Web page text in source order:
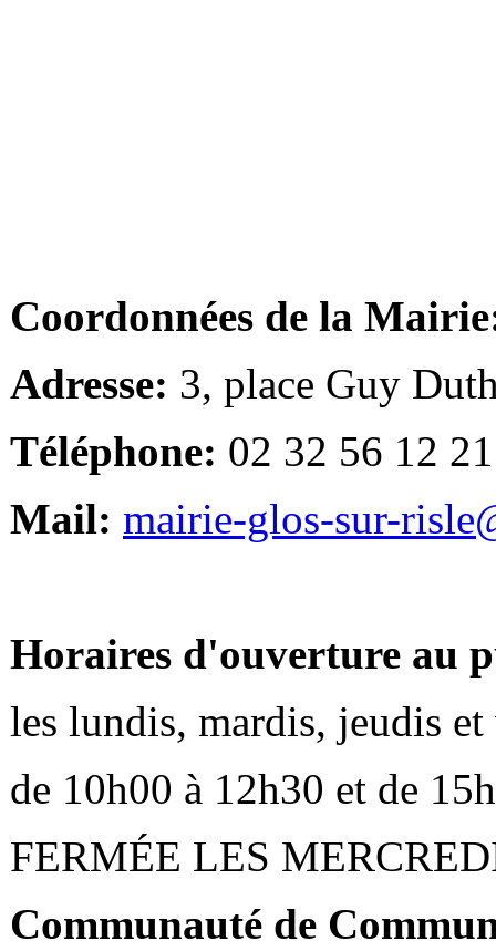
Coordonnées de la
Adresse: 3, place Guy
Téléphone: 02 32 56 12 21
Mail: mairie-glos-sur-
Horaires d'ouverture au
les lundis, mardis, jeudis et
de 10h00 à 12h30 et de
FERMÉE LES
Communauté de